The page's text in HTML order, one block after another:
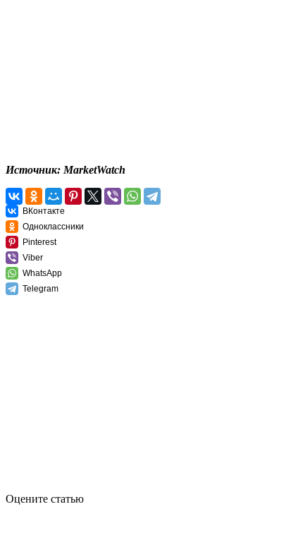
Источник: MarketWatch
ВКонтакте
Одноклассники
Pinterest
Viber
WhatsApp
Telegram
Оцените статью